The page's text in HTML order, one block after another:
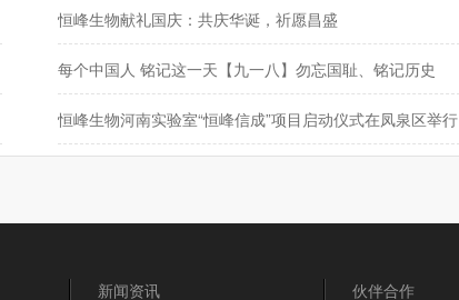
恒峰生物献礼国庆：共庆华诞，祈愿昌盛
每个中国人 铭记这一天【九一八】勿忘国耻、铭记历史
恒峰生物河南实验室“恒峰信成”项目启动仪式在凤泉区举行
新闻资讯 伙伴合作